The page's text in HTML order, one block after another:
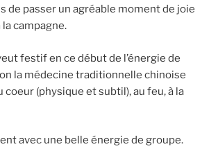
de passer un agréable moment de joie
campagne.
festif en ce début de l’énergie de
la médecine traditionnelle chinoise
coeur (physique et subtil), au feu, à la
avec une belle énergie de groupe.